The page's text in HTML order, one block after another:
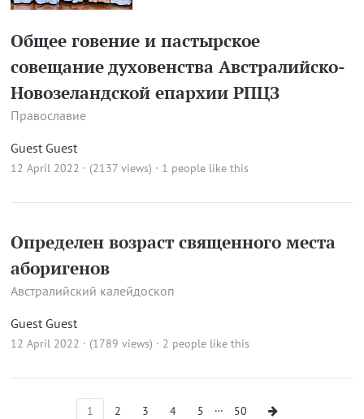
Общее говение и пастырское
совещание духовенства Австралийско-
Новозеландской епархии РПЦЗ
Православие
Guest Guest
12 April 2022 · (2137 views) · 1 people like this
Определен возраст священного места
аборигенов
Австралийский калейдоскоп
Guest Guest
12 April 2022 · (1789 views) · 2 people like this
1 2 3 4 5 … 50